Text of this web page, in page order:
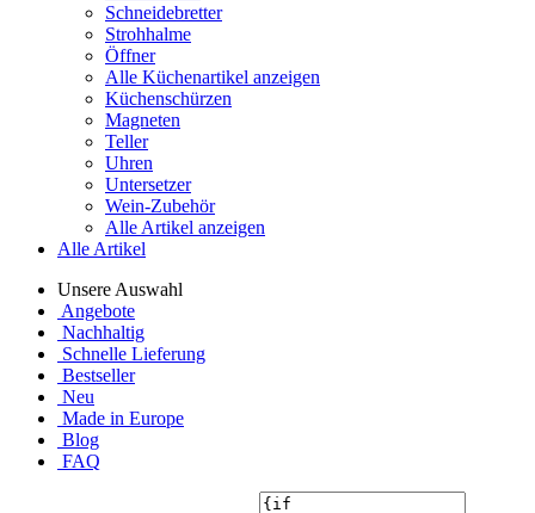
Schneidebretter
Strohhalme
Öffner
Alle Küchenartikel anzeigen
Küchenschürzen
Magneten
Teller
Uhren
Untersetzer
Wein-Zubehör
Alle Artikel anzeigen
Alle Artikel
Unsere Auswahl
Angebote
Nachhaltig
Schnelle Lieferung
Bestseller
Neu
Made in Europe
Blog
FAQ